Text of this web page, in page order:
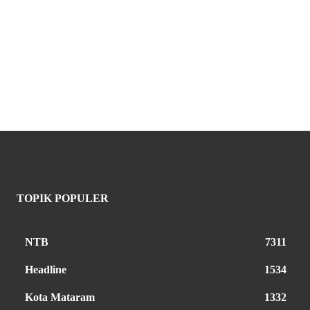
TOPIK POPULER
NTB 7311
Headline 1534
Kota Mataram 1332